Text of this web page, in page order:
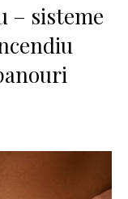
– sisteme